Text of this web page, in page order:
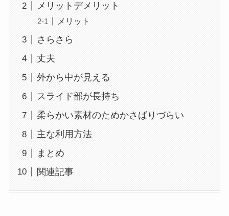
メリットデメリット
メリット
さらさら
丈夫
外から中が見える
スライド部が長持ち
柔らかい素材のためかさばりづらい
主な利用方法
まとめ
関連記事